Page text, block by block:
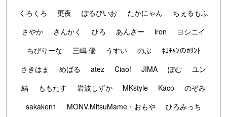
くろくろ
更夜 ぽるぴいお たかにゃん
ちぇるもふ
さやか
さんかく ひろ あんさー iron
ヨシニイ
ちびりーな
三嶋 優 うすい のぶ
ﾈｺﾁｬﾝのｶﾘﾝﾄ
さきはま
めばる atez Ciao! JIMA ぽむ
ユン
結
ももたす 岩波しずか MKstyle Kaco
のぞみ
sakaken1
MONV.MitsuMame・おもや
ひろみっち